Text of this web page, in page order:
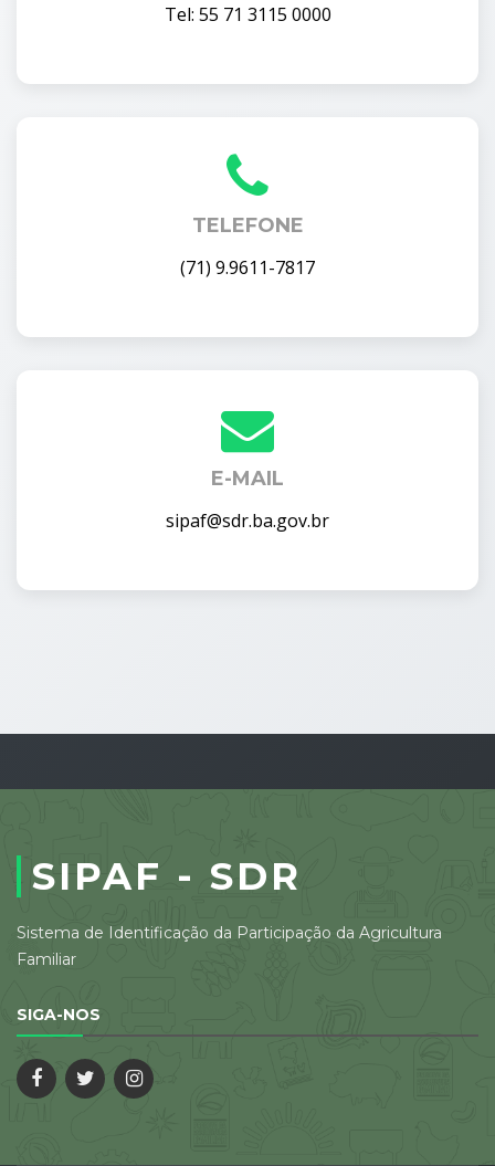
Tel: 55 71 3115 0000
TELEFONE
(71) 9.9611-7817
E-MAIL
sipaf@sdr.ba.gov.br
SIPAF - SDR
Sistema de Identificação da Participação da Agricultura
Familiar
SIGA-NOS